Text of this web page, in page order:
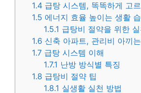
1.4 급탕 시스템, 똑똑하게 고
1.5 에너지 효율 높이는 생활
1.5.1 급탕비 절약을 위한
1.6 신축 아파트, 관리비 아끼
1.7 급탕 시스템 이해
1.7.1 난방 방식별 특징
1.8 급탕비 절약 팁
1.8.1 실생활 실천 방법